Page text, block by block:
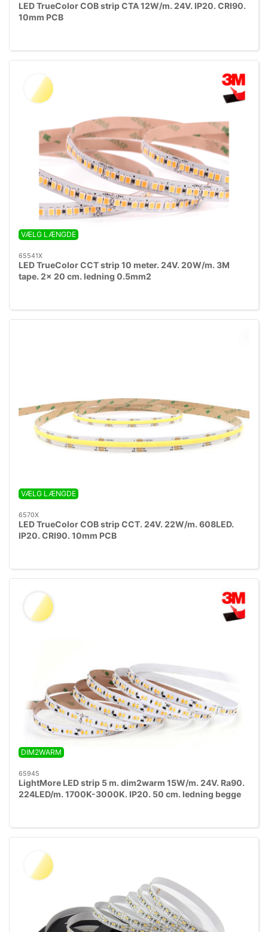
LED TrueColor COB strip CTA 12W/m. 24V. IP20. CRI90.
10mm PCB
VÆLG LÆNGDE
65541X
LED TrueColor CCT strip 10 meter. 24V. 20W/m. 3M
tape. 2x 20 cm. ledning 0.5mm2
VÆLG LÆNGDE
6570X
LED TrueColor COB strip CCT. 24V. 22W/m. 608LED.
IP20. CRI90. 10mm PCB
DIM2WARM
65945
LightMore LED strip 5 m. dim2warm 15W/m. 24V. Ra90.
224LED/m. 1700K-3000K. IP20. 50 cm. ledning begge